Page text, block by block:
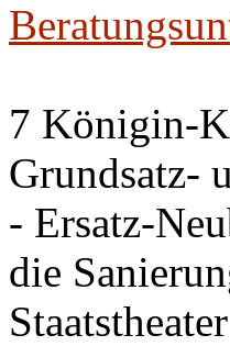
7 Königin-
Grundsatz-
- Ersatz-
die
Staatstheater